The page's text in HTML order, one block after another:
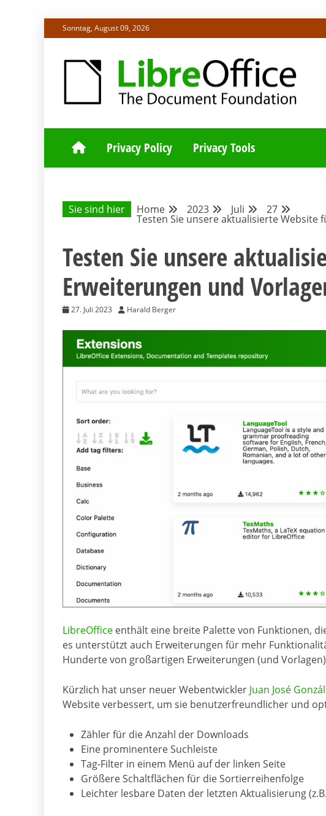
to
Sonntag, August 09, 2026
DEUTSCHER
Privacy Policy Privacy Tools
Sie sind hier Home 2023 Juli 27
Testen Sie unsere aktualisierte Website
Testen Sie unsere
Erweiterungen und
27. Juli 2023 Harald Berger
LibreOffice enthält eine breite Palette von Funktionen,
es unterstützt auch Erweiterungen für mehr
Hunderte von großartigen Erweiterungen (und
Kürzlich hat unser neuer Webentwickler Juan José
Website verbessert, um sie benutzerfreundlicher und
Zähler für die Anzahl der Downloads
Eine prominentere Suchleiste
Tag-Filter in einem Menü auf der linken Seite
Größere Schaltflächen für die Sortierreihenfolge
Leichter lesbare Daten der letzten Aktualisierung